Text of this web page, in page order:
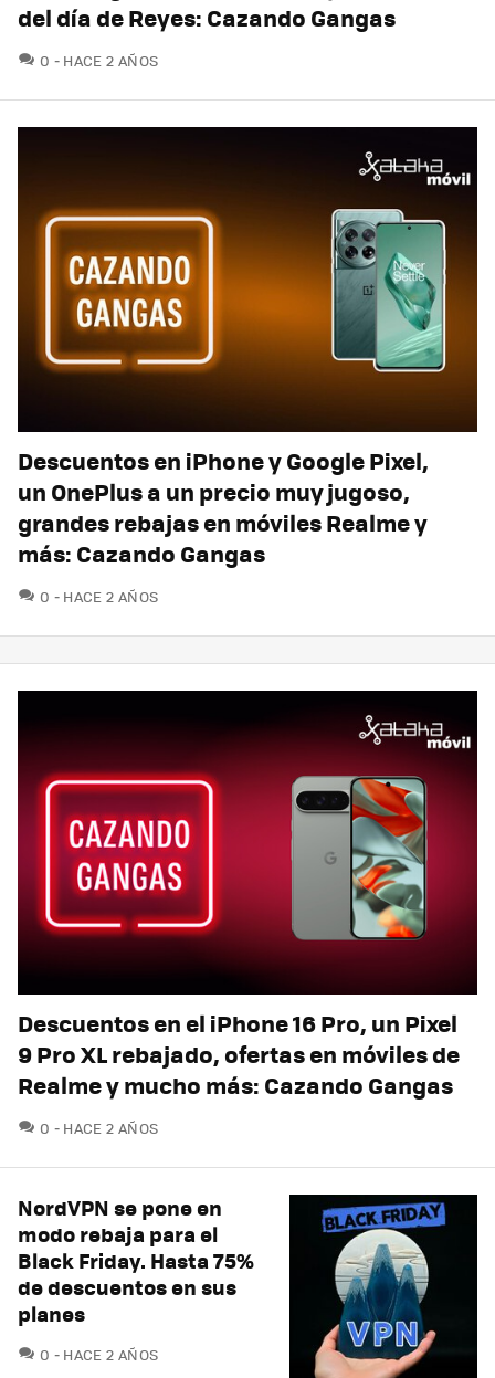
del día de Reyes: Cazando Gangas
0 COMENTARIOS
HACE 2 AÑOS
Descuentos en iPhone y Google Pixel,
un OnePlus a un precio muy jugoso,
grandes rebajas en móviles Realme y
más: Cazando Gangas
0 COMENTARIOS
HACE 2 AÑOS
Descuentos en el iPhone 16 Pro, un Pixel
9 Pro XL rebajado, ofertas en móviles de
Realme y mucho más: Cazando Gangas
0 COMENTARIOS
HACE 2 AÑOS
NordVPN se pone en
modo rebaja para el
Black Friday. Hasta 75%
de descuentos en sus
planes
0 COMENTARIOS
HACE 2 AÑOS